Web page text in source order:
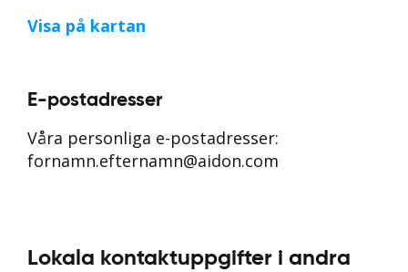
Visa på kartan
E-postadresser
Våra personliga e-postadresser:
fornamn.efternamn@aidon.com
Lokala kontaktuppgifter i andra